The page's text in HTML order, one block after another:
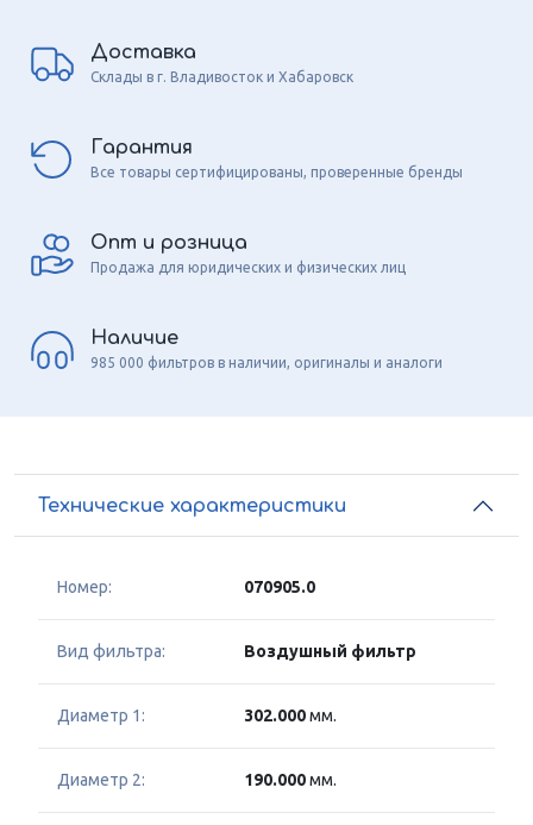
Доставка
Склады в г. Владивосток и Хабаровск
Гарантия
Все товары сертифицированы, проверенные бренды
Опт и розница
Продажа для юридических и физических лиц
Наличие
985 000 фильтров в наличии, оригиналы и аналоги
Технические характеристики
Номер: 070905.0
Вид фильтра: Воздушный фильтр
Диаметр 1: 302.000мм.
Диаметр 2: 190.000мм.